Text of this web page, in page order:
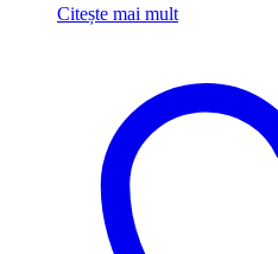
Citește mai mult